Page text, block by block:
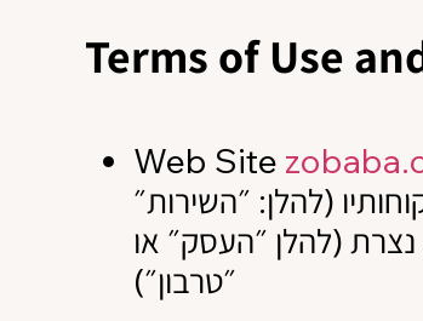
Terms of Use
Web Site
(להלן: ״השירות״
בעלי האתר ומפעילו הינו העסק טרבון שמשרדה רשום ברח׳ הפועלים 8, נצרת (להלן ״העסק״ או
״טרבון״)